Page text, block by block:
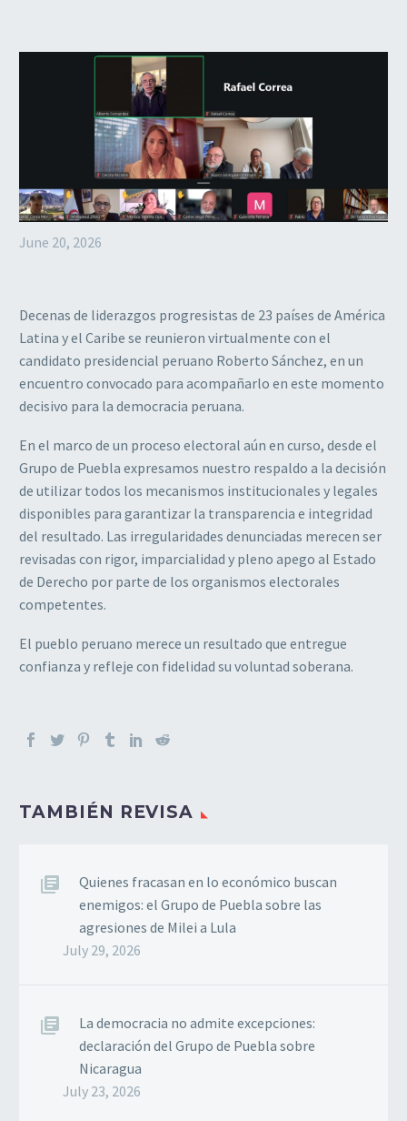
June 20, 2026
Decenas de liderazgos progresistas de 23 países de América
Latina y el Caribe se reunieron virtualmente con el
candidato presidencial peruano Roberto Sánchez, en un
encuentro convocado para acompañarlo en este momento
decisivo para la democracia peruana.
En el marco de un proceso electoral aún en curso, desde el
Grupo de Puebla expresamos nuestro respaldo a la decisión
de utilizar todos los mecanismos institucionales y legales
disponibles para garantizar la transparencia e integridad
del resultado. Las irregularidades denunciadas merecen ser
revisadas con rigor, imparcialidad y pleno apego al Estado
de Derecho por parte de los organismos electorales
competentes.
El pueblo peruano merece un resultado que entregue
confianza y refleje con fidelidad su voluntad soberana.
TAMBIÉN REVISA
Quienes fracasan en lo económico buscan
enemigos: el Grupo de Puebla sobre las
agresiones de Milei a Lula
July 29, 2026
La democracia no admite excepciones:
declaración del Grupo de Puebla sobre
Nicaragua
July 23, 2026